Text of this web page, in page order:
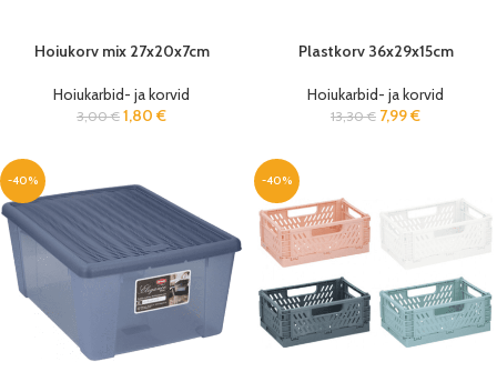
Hoiukorv mix 27x20x7cm
Hoiukarbid- ja korvid
3,00€ 1,80 €
Plastkorv 36x29x15cm
Hoiukarbid- ja korvid
13,30€ 7,99€
-40% -40%